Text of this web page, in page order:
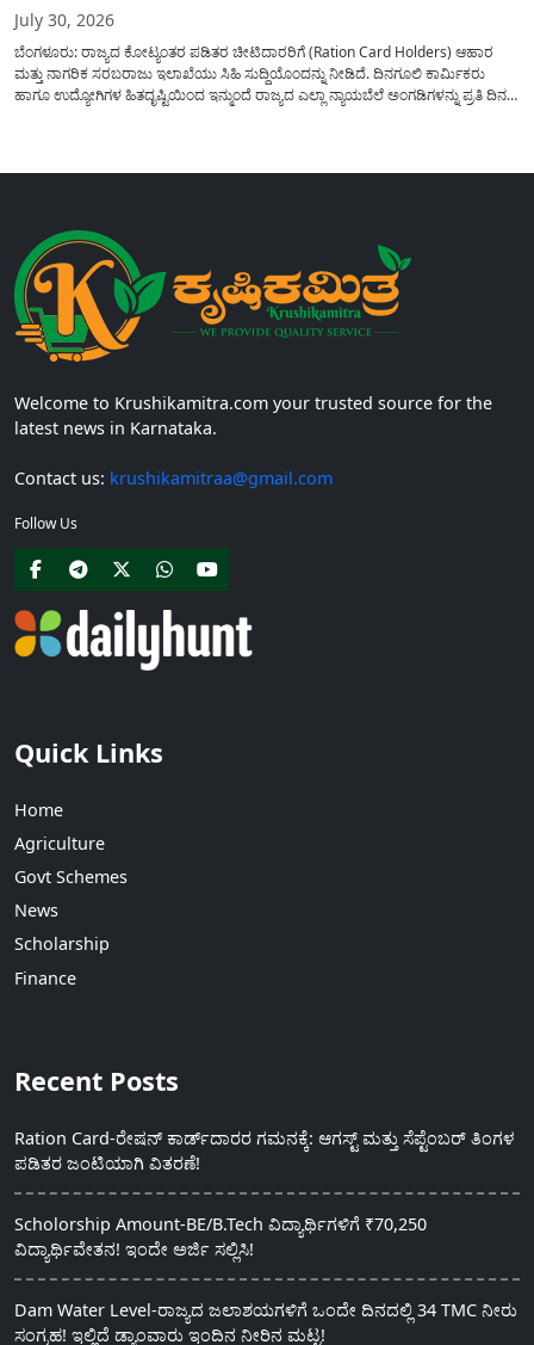
July 30, 2026
ಬೆಂಗಳೂರು: ರಾಜ್ಯದ ಕೋಟ್ಯಂತರ ಪಡಿತರ ಚೀಟಿದಾರರಿಗೆ (Ration Card Holders) ಆಹಾರ
ಮತ್ತು ನಾಗರಿಕ ಸರಬರಾಜು ಇಲಾಖೆಯು ಸಿಹಿ ಸುದ್ದಿಯೊಂದನ್ನು ನೀಡಿದೆ. ದಿನಗೂಲಿ ಕಾರ್ಮಿಕರು
ಹಾಗೂ ಉದ್ಯೋಗಿಗಳ ಹಿತದೃಷ್ಟಿಯಿಂದ ಇನ್ಮುಂದೆ ರಾಜ್ಯದ ಎಲ್ಲಾ ನ್ಯಾಯಬೆಲೆ ಅಂಗಡಿಗಳನ್ನು ಪ್ರತಿ ದಿನ
Welcome to Krushikamitra.com your trusted source for the
latest news in Karnataka.
Contact us: krushikamitraa@gmail.com
Follow Us
Quick Links
Home
Agriculture
Govt Schemes
News
Scholarship
Finance
Recent Posts
Ration Card-ರೇಷನ್ ಕಾರ್ಡ್‍ದಾರರ ಗಮನಕ್ಕೆ: ಆಗಸ್ಟ್ ಮತ್ತು ಸೆಪ್ಟೆಂಬರ್ ತಿಂಗಳ
ಪಡಿತರ ಜಂಟಿಯಾಗಿ ವಿತರಣೆ!
Scholorship Amount-BE/B.Tech ವಿದ್ಯಾರ್ಥಿಗಳಿಗೆ ₹70,250
ವಿದ್ಯಾರ್ಥಿವೇತನ! ಇಂದೇ ಅರ್ಜಿ ಸಲ್ಲಿಸಿ!
Dam Water Level-ರಾಜ್ಯದ ಜಲಾಶಯಗಳಿಗೆ ಒಂದೇ ದಿನದಲ್ಲಿ 34 TMC ನೀರು
ಸಂಗ್ರಹ! ಇಲ್ಲಿದೆ ಡ್ಯಾಂವಾರು ಇಂದಿನ ನೀರಿನ ಮಟ್ಟ!